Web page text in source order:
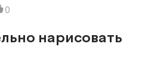
0
нарисовать